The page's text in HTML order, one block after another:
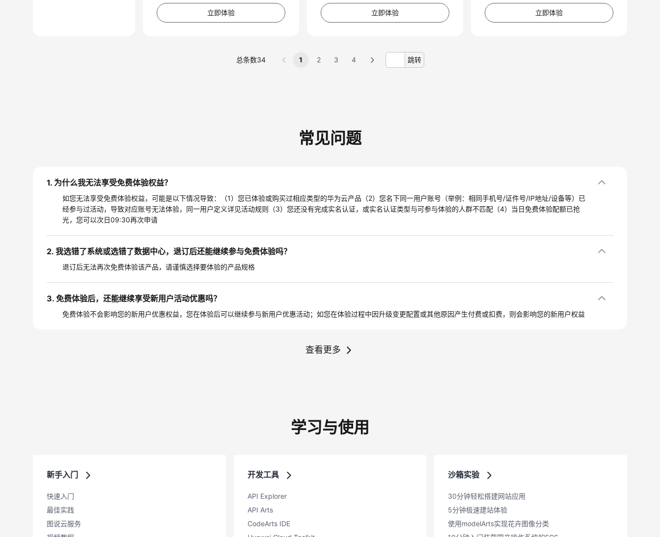
立即体验 立即体验 立即体验
总条数34 1 2 3 4 跳转
常见问题
1. 为什么我无法享受免费体验权益？
如您无法享受免费体验权益，可能是以下情况导致：（1）您已体验或购买过相应类型的华为云产品（2）您名下同一用户账号（举例：相同手机号/证件号/IP地址/设备等）已
经参与过活动，导致对应账号无法体验，同一用户定义详见活动规则（3）您还没有完成实名认证，或实名认证类型与可参与体验的人群不匹配（4）当日免费体验配额已抢
光，您可以次日09:30再次申请
2. 我选错了系统或选错了数据中心，退订后还能继续参与免费体验吗？
退订后无法再次免费体验该产品，请谨慎选择要体验的产品规格
3. 免费体验后，还能继续享受新用户活动优惠吗？
免费体验不会影响您的新用户优惠权益，您在体验后可以继续参与新用户优惠活动；如您在体验过程中因升级变更配置或其他原因产生付费或扣费，则会影响您的新用户权益
查看更多
学习与使用
新手入门
快速入门
最佳实践
图说云服务
开发工具
API Explorer
API Arts
CodeArts IDE
沙箱实验
30分钟轻松搭建网站应用
5分钟极速建站体验
使用modelArts实现花卉图像分类